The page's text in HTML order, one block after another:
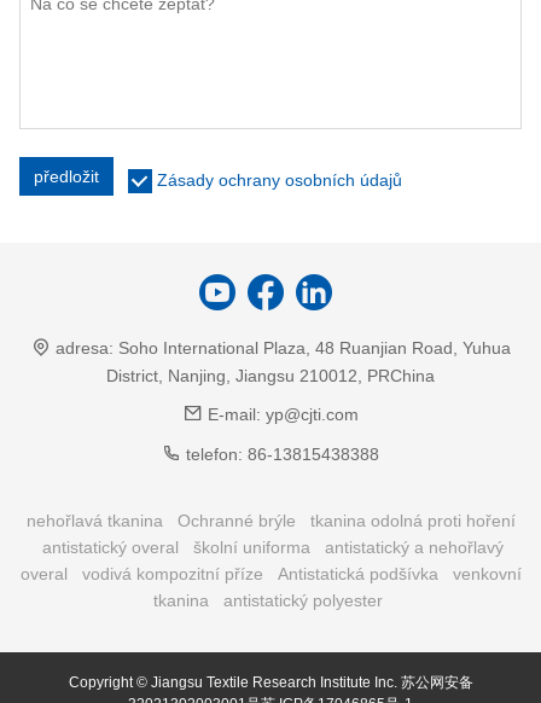
předložit Zásady ochrany osobních údajů
adresa: Soho International Plaza, 48 Ruanjian Road, Yuhua
District, Nanjing, Jiangsu 210012, PRChina
E-mail: yp@cjti.com
telefon: 86-13815438388
nehořlavá tkanina Ochranné brýle
tkanina odolná proti hoření
antistatický overal
školní uniforma
antistatický a nehořlavý
overal
vodivá kompozitní příze Antistatická podšívka
venkovní
tkanina
antistatický polyester
Copyright © Jiangsu Textile Research Institute Inc. 苏公网安备